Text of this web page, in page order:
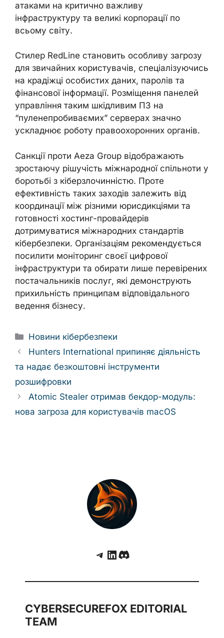
атаками на критично важливу
інфраструктуру та великі корпорації по
всьому світу.
Стилер RedLine становить особливу загрозу
для звичайних користувачів, спеціалізуючись
на крадіжці особистих даних, паролів та
фінансової інформації. Розміщення панелей
управління таким шкідливим ПЗ на
“пуленепробиваємих” серверах значно
ускладнює роботу правоохоронних органів.
Санкції проти Aeza Group відображають
зростаючу рішучість міжнародної спільноти у
боротьбі з кіберзлочинністю. Проте
ефективність таких заходів залежить від
координації між різними юрисдикціями та
готовності хостинг-провайдерів
дотримуватися міжнародних стандартів
кібербезпеки. Організаціям рекомендується
посилити моніторинг своєї цифрової
інфраструктури та обирати лише перевірених
постачальників послуг, які демонструють
прихильність принципам відповідального
ведення бізнесу.
Categories
Новини кібербезпеки
Hunters International припиняє діяльність
та надає безкоштовні інструменти
розшифровки
Atomic Stealer отримав бекдор-модуль:
нова загроза для користувачів macOS
Telegram
LinkedIn
Discord
CYBERSECUREFOX EDITORIAL
TEAM